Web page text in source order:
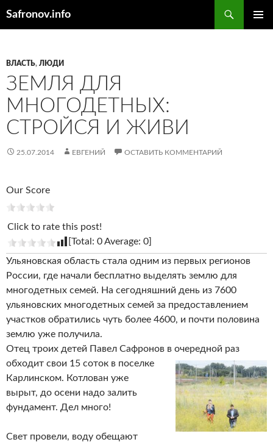
Safronov.info
ВЛАСТЬ, ЛЮДИ
ЗЕМЛЯ ДЛЯ
МНОГОДЕТНЫХ:
СТРОЙСЯ И ЖИВИ
25.07.2014 ЕВГЕНИЙ ОСТАВИТЬ КОММЕНТАРИЙ
Our Score
Click to rate this post!
[Total: 0Average: 0]
Ульяновская область стала одним из первых регионов
России, где начали бесплатно выделять землю для
многодетных семей. На сегодняшний день из 7600
ульяновских многодетных семей за предоставлением
участков обратились чуть более 4600, и почти половина
землю уже получила.
Отец троих детей Павел Сафронов в очередной раз
обходит свои 15 соток в поселке
Карлинском. Котлован уже
вырыт, до осени надо залить
фундамент. Дел много!
Свет провели, воду обещают